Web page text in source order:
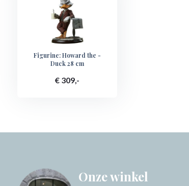
Figurine: Howard the -
Duck 28 cm
€ 309,-
Onze winkel